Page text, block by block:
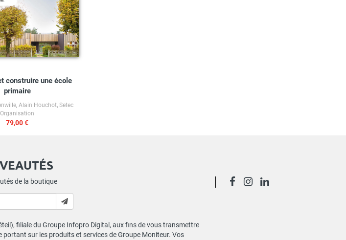
construire une école
primaire
, Alain Houchot, Setec
Organisation
79,00 €
de la boutique
filiale du Groupe Infopro Digital, aux fins de vous transmettre
sur les produits et services de Groupe Moniteur. Vos